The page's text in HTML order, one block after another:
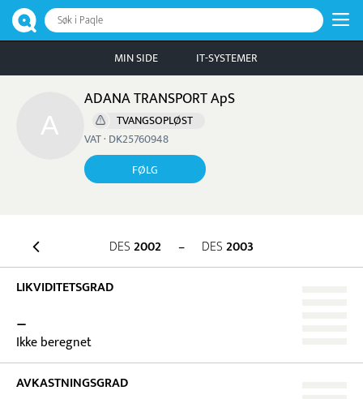
Søk i Paqle
MIN SIDE IT-SYSTEMER
ADANA TRANSPORT ApS
TVANGSOPLØST
VAT · DK25760948
FØLG
DES2002 – DES2003
LIKVIDITETSGRAD
–
Ikke beregnet
AVKASTNINGSGRAD